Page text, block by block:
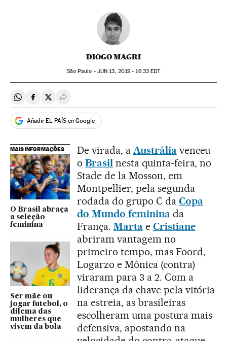
DIOGO MAGRI
São Paulo - JUN 13, 2019 - 16:33EDT
Compartir en Whatsapp
Compartir en Facebook
Compartir en Twitter
Desplegar Redes Sociales
Añadir EL PAÍS en Google
MAIS INFORMAÇÕES
O Brasil abraça
a seleção
feminina
Ser mãe ou
jogar futebol, o
dilema das
mulheres que
vivem da bola
De virada, a Austrália venceu
o Brasilnesta quinta-feira, no
Stade de la Mosson, em
Montpellier, pela segunda
rodada do grupo C da Copa
do Mundo feminina da
França. Marta e Cristiane
abriram vantagem no
primeiro tempo, mas Foord,
Logarzo e Mônica (contra)
viraram para 3 a 2. Com a
liderança da chave pela vitória
na estreia, as brasileiras
escolheram uma postura mais
defensiva, apostando na